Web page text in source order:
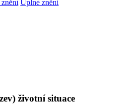
znění Úplné znění
životní situace